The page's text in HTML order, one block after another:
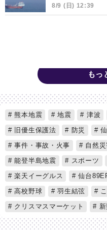
8/9 (日) 12:39
もっ
熊本地震 地震 津波
旧優生保護法
防災
事件・事故・火事
自然災
能登半島地震
スポーツ
楽天イーグルス
仙台
高校野球
羽生結弦
こ
クリスマスマーケット
新